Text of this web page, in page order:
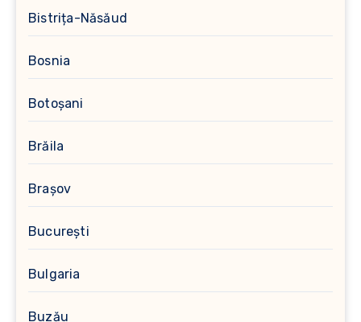
Bistrița-Năsăud
Bosnia
Botoșani
Brăila
Brașov
București
Bulgaria
Buzău